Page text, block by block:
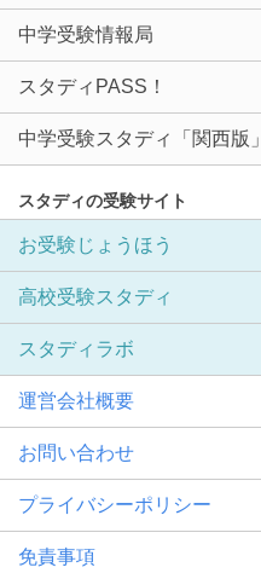
中学受験情報局
スタディPASS！
中学受験スタディ「関西版」
スタディの受験サイト
お受験じょうほう
高校受験スタディ
スタディラボ
運営会社概要
お問い合わせ
プライバシーポリシー
免責事項